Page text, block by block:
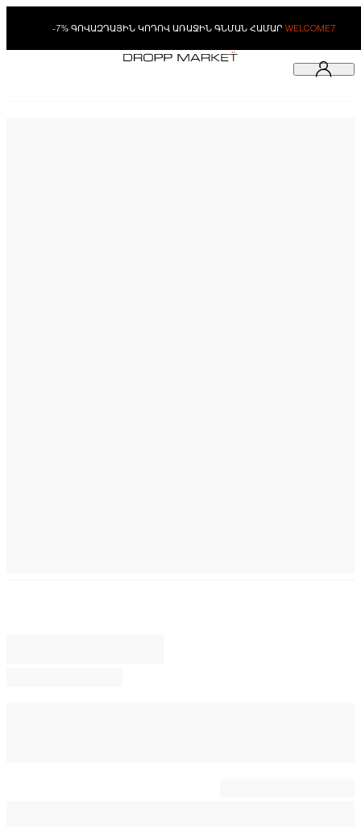
-7% ԳՈՎԱԶԴԱՅԻՆ ԿՈԴՈՎ ԱՌԱՋԻՆ ԳՆՄԱՆ ՀԱՄԱՐ WELCOME7